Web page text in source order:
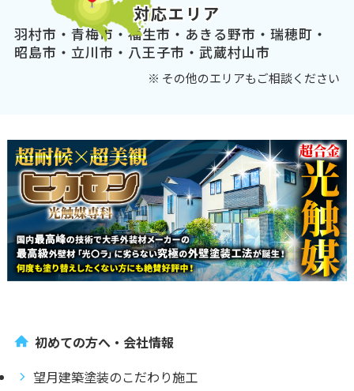
対応エリア
羽村市・青梅市・福生市・あきる野市・瑞穂町・
昭島市・立川市・八王子市・武蔵村山市
※ その他のエリアもご相談ください
初めての方へ・会社情報
望月建築塗装のこだわり施工